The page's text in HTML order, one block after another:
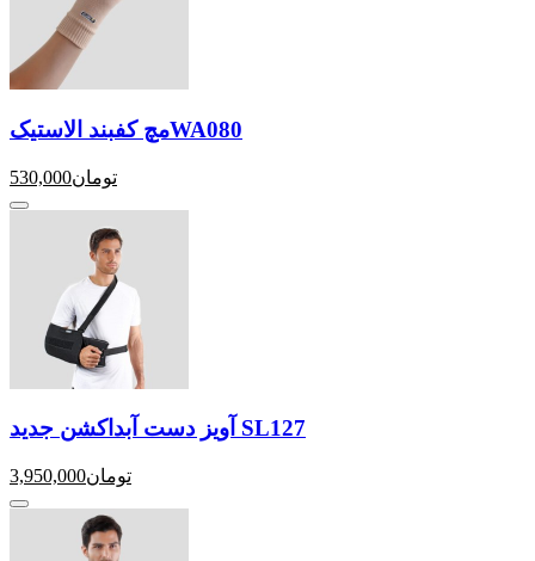
مچ کفبند الاستیکWA080
530,000تومان
آویز دست آبداکشن جدید SL127
3,950,000تومان